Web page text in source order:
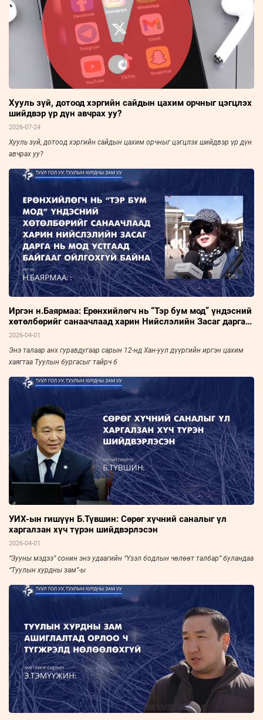
Хууль зүй, дотоод хэргийн сайдын цахим орчныг цэгцлэх
шийдвэр үр дүн авчрах уу?
2026-07-24
Хууль зүй, дотоод хэргийн сайдын цахим орчныг цэгцлэх шийдвэр үр дүн
авчрах уу?
Иргэн н.Баярмаа: Ерөнхийлөгч нь “Тэр бум мод” үндэсний
хөтөлбөрийг санаачлаад харин Нийслэлийн Засаг дарга
нь мод устгаад байгааг ойлгохгүй байна
2026-04-01
Энэ талаар анх гуравдугаар сарын 12-нд Хан-уул дүүргийн иргэн цахим
хаягтаа Туулын бургасыг тайрч б
УИХ-ын гишүүн Б.Түвшин: Сөрөг хүчний саналыг үл
харгалзан хүч түрэн шийдвэрлэсэн
2026-04-01
“Зууны мэдээ” сонин энэ удаагийн “Үзэл бодлын чөлөөт талбар” буландаа
“Туулын хурдны зам”-ы